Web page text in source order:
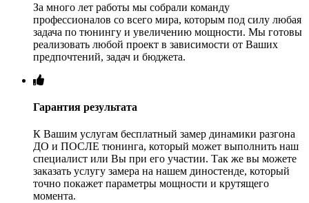
За много лет работы мы собрали команду
профессионалов со всего мира, которым под силу любая
задача по тюнингу и увеличению мощности. Мы готовы
реализовать любой проект в зависимости от Ваших
предпочтений, задач и бюджета.
Гарантия результата
К Вашим услугам бесплатный замер динамики разгона
ДО и ПОСЛЕ тюнинга, который может выполнить наш
специалист или Вы при его участии. Так же вы можете
заказать услугу замера на нашем диностенде, который
точно покажет параметры мощности и крутящего
момента.